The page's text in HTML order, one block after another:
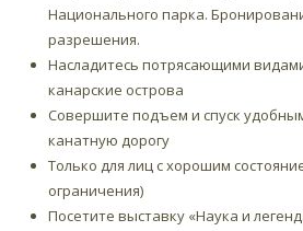
Национального парка.
разрешения.
Насладитесь потрясающими
канарские острова
Совершите подъем и спуск
канатную дорогу
Только для лиц с хорошим
ограничения)
Посетите выставку «Наука и